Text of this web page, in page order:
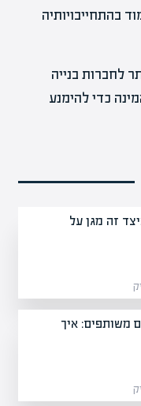
בהתחייבויותיה
לחברות בנייה
כדי להימנע
זה מגן על
משותפים: איך